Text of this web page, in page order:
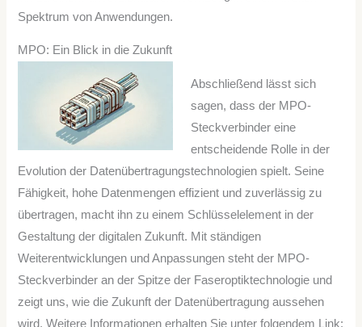
Spektrum von Anwendungen.
MPO: Ein Blick in die Zukunft
Abschließend lässt sich
sagen, dass der MPO-
Steckverbinder eine
entscheidende Rolle in der
Evolution der Datenübertragungstechnologien spielt. Seine
Fähigkeit, hohe Datenmengen effizient und zuverlässig zu
übertragen, macht ihn zu einem Schlüsselelement in der
Gestaltung der digitalen Zukunft. Mit ständigen
Weiterentwicklungen und Anpassungen steht der MPO-
Steckverbinder an der Spitze der Faseroptiktechnologie und
zeigt uns, wie die Zukunft der Datenübertragung aussehen
wird. Weitere Informationen erhalten Sie unter folgendem Link: